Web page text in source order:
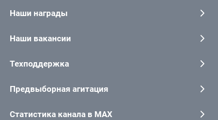
Наши награды
Наши вакансии
Техподдержка
Предвыборная агитация
Статистика канала в MAX